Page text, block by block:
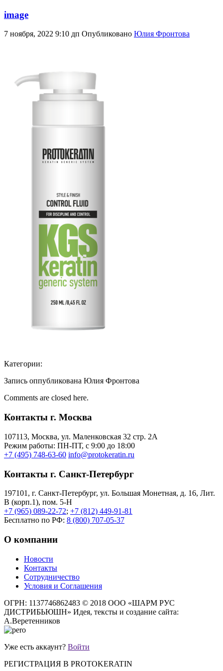
image
7 ноября, 2022 9:10 дп Опубликовано Юлия Фронтова
Категории:
Запись оппубликована Юлия Фронтова
Comments are closed here.
Контакты г. Москва
107113, Moсква, ул. Маленковская 32 стр. 2А
Режим работы: ПН-ПТ, с 9:00 до 18:00
+7 (495) 748-63-60 info@protokeratin.ru
Контакты г. Санкт-Петербург
197101, г. Санкт-Петербург, ул. Большая Монетная, д. 16, Лит.
В (корп.1), пом. 5-Н
+7 (965) 089-22-72; +7 (812) 449-91-81
Бесплатно по РФ: 8 (800) 707-05-37
О компании
Новости
Контакты
Сотрудничество
Условия и Соглашения
ОГРН: 1137746862483 © 2018 ООО «ШАРМ РУС
ДИСТРИБЬЮШН» Идея, тексты и создание сайта:
А.Веретенников
Уже есть аккаунт? Войти
РЕГИСТРАЦИЯ В PROTOKERATIN